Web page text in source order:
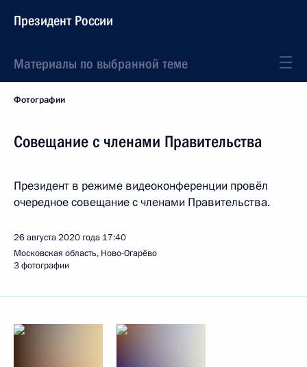
Президент России
Материалы по выбранной теме
Фотографии
Совещание с членами Правительства
Президент в режиме видеоконференции провёл
очередное совещание с членами Правительства.
26 августа 2020 года 17:40
Московская область, Ново-Огарёво
3 фотографии